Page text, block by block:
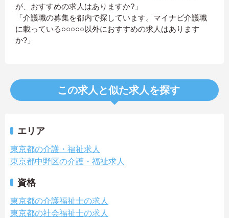
が、おすすめの求人はありますか?」
「介護職の募集を都内で探しています。マイナビ介護職
に載っている○○○○○以外におすすめの求人はあります
か?」
この求人と似た求人を探す
エリア
東京都の介護・福祉求人
東京都中野区の介護・福祉求人
資格
東京都の介護福祉士の求人
東京都の社会福祉士の求人